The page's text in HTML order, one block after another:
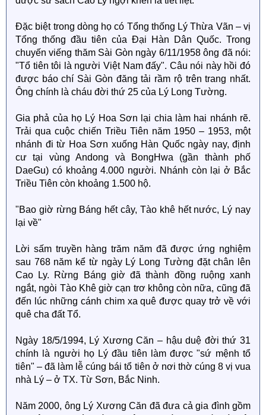
Đặc biệt trong dòng họ có Tổng thống Lý Thừa Vãn – vị
Tổng thống đầu tiên của Đại Hàn Dân Quốc. Trong
chuyến viếng thăm Sài Gòn ngày 6/11/1958 ông đã nói:
"Tổ tiên tôi là người Việt Nam đấy". Câu nói này hồi đó
được báo chí Sài Gòn đăng tải rầm rộ trên trang nhất.
Ông chính là cháu đời thứ 25 của Lý Long Tường.
Gia phả của họ Lý Hoa Sơn lại chia làm hai nhánh rẽ.
Trải qua cuộc chiến Triều Tiên năm 1950 – 1953, một
nhánh đi từ Hoa Sơn xuống Hàn Quốc ngày nay, định
cư tại vùng Andong và BongHwa (gần thành phố
DaeGu) có khoảng 4.000 người. Nhánh còn lại ở Bắc
Triều Tiên còn khoảng 1.500 hộ.
"Bao giờ rừng Báng hết cây, Tào khê hết nước, Lý nay
lại về"
Lời sấm truyền hàng trăm năm đã được ứng nghiệm
sau 768 năm kể từ ngày Lý Long Tường đặt chân lên
Cao Ly. Rừng Báng giờ đã thành đồng ruộng xanh
ngắt, ngòi Tào Khê giờ cạn trơ không còn nữa, cũng đã
đến lúc những cánh chim xa quê được quay trở về với
quê cha đất Tổ.
Ngày 18/5/1994, Lý Xương Căn – hậu duệ đời thứ 31
chính là người họ Lý đầu tiên làm được "sứ mệnh tổ
tiên" – đã làm lễ cúng bái tổ tiên ở nơi thờ cúng 8 vị vua
nhà Lý – ở TX. Từ Sơn, Bắc Ninh.
Năm 2000, ông Lý Xương Căn đã đưa cả gia đình gồm